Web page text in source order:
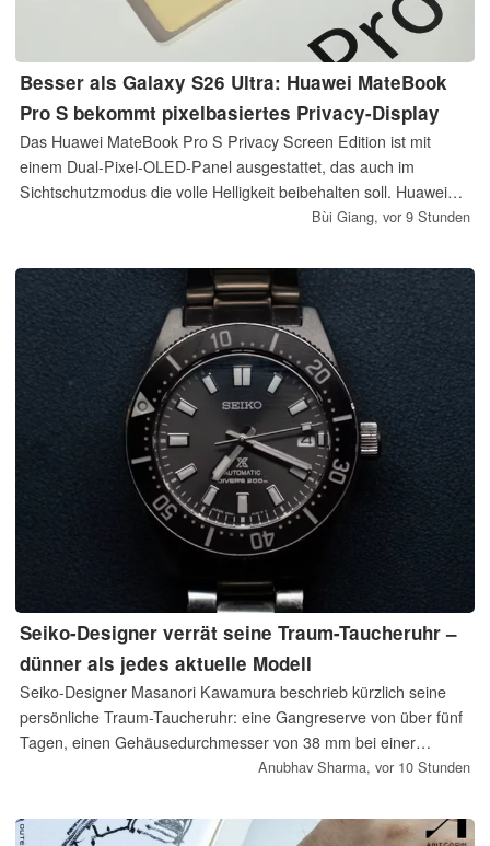
Besser als Galaxy S26 Ultra: Huawei MateBook
Pro S bekommt pixelbasiertes Privacy-Display
Das Huawei MateBook Pro S Privacy Screen Edition ist mit
einem Dual-Pixel-OLED-Panel ausgestattet, das auch im
Sichtschutzmodus die volle Helligkeit beibehalten soll. Huawei
stellt die Technik direkt der Umsetzung im Samsung Galaxy S26
Sichtschutzmodus nach Angaben des Unternehmens halbiert
wird.
Bùi Giang, vor 9 Stunden
Seiko-Designer verrät seine Traum-Taucheruhr –
dünner als jedes aktuelle Modell
Seiko-Designer Masanori Kawamura beschrieb kürzlich seine
persönliche Traum-Taucheruhr: eine Gangreserve von über fünf
Tagen, einen Gehäusedurchmesser von 38 mm bei einer
Bauhöhe von unter 11 mm, ein von der 62MAS inspiriertes
handelt es sich allerdings um ein rein hypothetisches Konzept.
Anubhav Sharma, vor 10 Stunden